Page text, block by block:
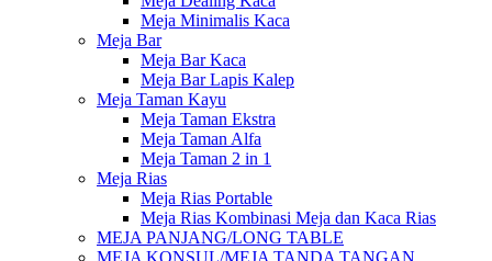
Meja Minimalis Kaca
Meja Bar
Meja Bar Kaca
Meja Bar Lapis Kalep
Meja Taman Kayu
Meja Taman Ekstra
Meja Taman Alfa
Meja Taman 2 in 1
Meja Rias
Meja Rias Portable
Meja Rias Kombinasi Meja dan Kaca Rias
MEJA PANJANG/LONG TABLE
MEJA KONSUL/MEJA TANDA TANGAN